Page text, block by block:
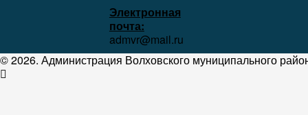
Электронная
почта:
admvr@mail.ru
© 2026. Администрация Волховского муниципального